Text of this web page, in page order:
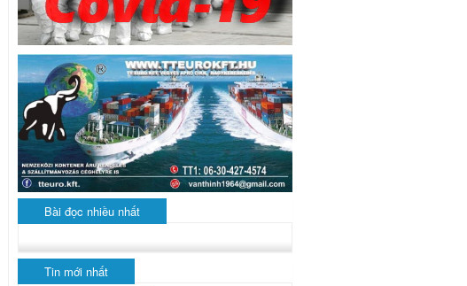
Bài đọc nhiều nhất
Tin mới nhất